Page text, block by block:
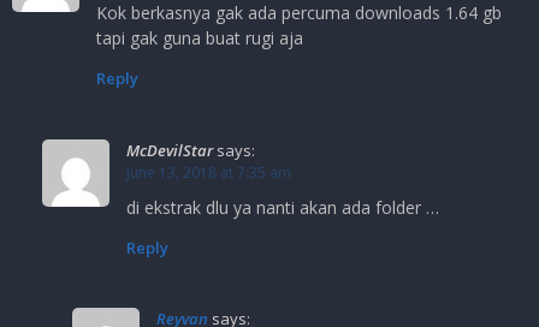
Kok berkasnya gak ada percuma downloads 1.64 gb
tapi gak guna buat rugi aja
Reply
McDevilStar says:
June 13, 2018 at 7:35 am
di ekstrak dlu ya nanti akan ada folder …
Reply
Reyvan says: